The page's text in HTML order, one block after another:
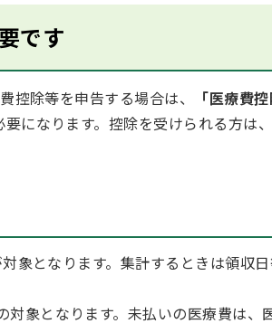
です
控除等を申告する場合は、 「医療費
要になります。控除を受けられる方は
象となります。集計するときは領収
象となります。未払いの医療費は、